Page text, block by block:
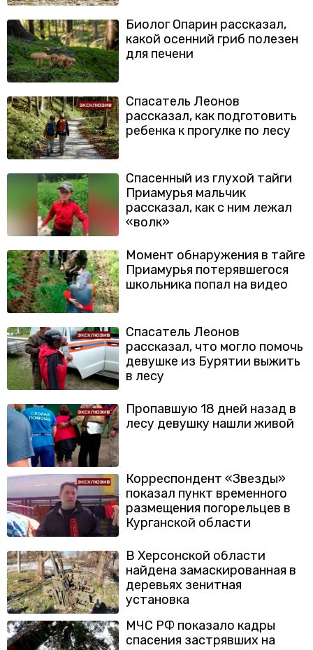
Биолог Опарин рассказал,
какой осенний гриб полезен
для печени
Спасатель Леонов
рассказал, как подготовить
ребенка к прогулке по лесу
Спасенный из глухой тайги
Приамурья мальчик
рассказал, как с ним лежал
«волк»
Момент обнаружения в тайге
Приамурья потерявшегося
школьника попал на видео
Спасатель Леонов
рассказал, что могло помочь
девушке из Бурятии выжить
в лесу
Пропавшую 18 дней назад в
лесу девушку нашли живой
Корреспондент «Звезды»
показал пункт временного
размещения погорельцев в
Курганской области
В Херсонской области
найдена замаскированная в
деревьях зенитная
установка
МЧС РФ показало кадры
спасения застрявших на